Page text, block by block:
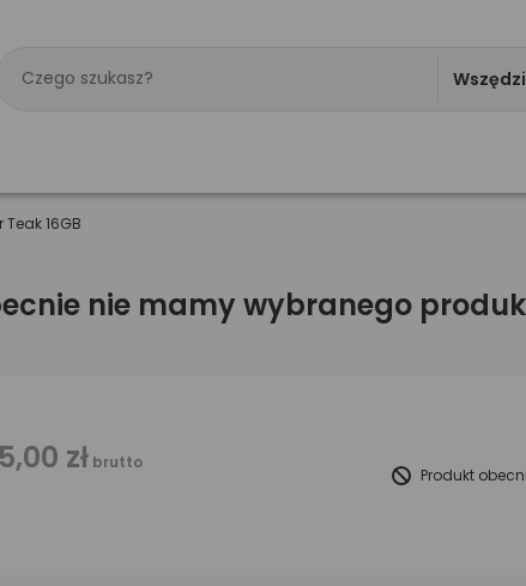
16GB
nie mamy wybranego
zł brutto
Produkt